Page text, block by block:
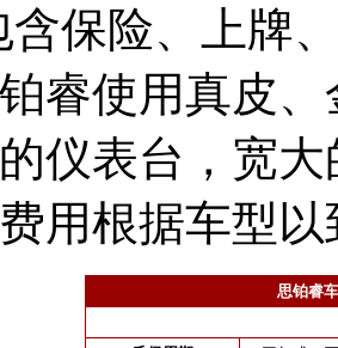
含保险、上牌
睿使用真皮
仪表台，宽
用根据车型
思铂睿